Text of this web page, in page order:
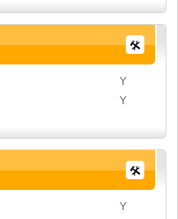
Y
Y
Y